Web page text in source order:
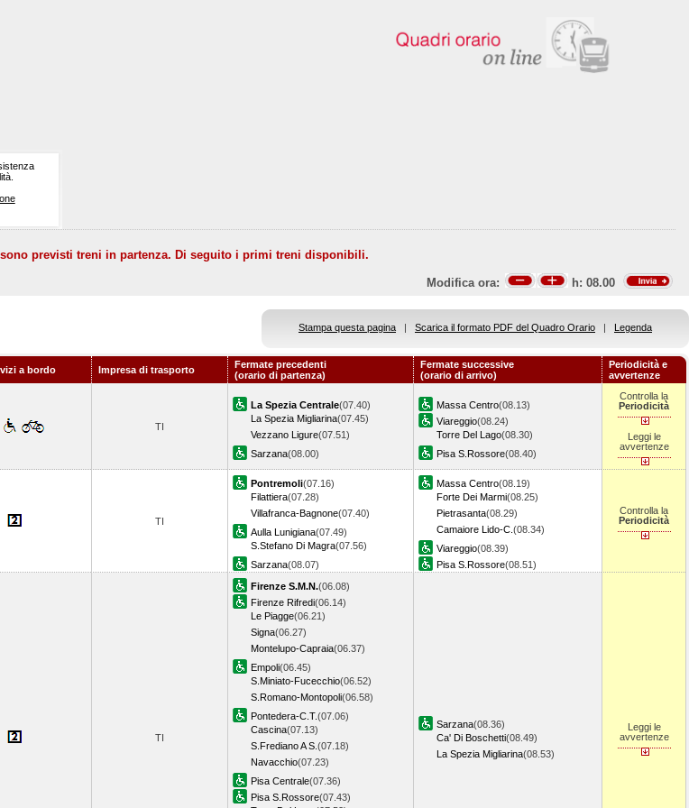
previsti treni in partenza. Di seguito i primi treni disponibili.
Modifica ora: h: 08.00
Stampa questa pagina | Scarica il formato PDF del Quadro Orario | Legenda
a bordo Impresa di trasporto
Fermate precedenti
(orario di partenza)
Fermate successive
(orario di arrivo)
Periodicità e
avvertenze
TI
La Spezia Centrale(07.40)
La Spezia Migliarina(07.45)
Vezzano Ligure(07.51)
Sarzana(08.00)
Massa Centro(08.13)
Viareggio(08.24)
Torre Del Lago(08.30)
Pisa S.Rossore(08.40)
Controlla la
Periodicità
Leggi le
avvertenze
TI
Pontremoli(07.16)
Filattiera(07.28)
Villafranca-Bagnone(07.40)
Aulla Lunigiana(07.49)
S.Stefano Di Magra(07.56)
Sarzana(08.07)
Massa Centro(08.19)
Forte Dei Marmi(08.25)
Pietrasanta(08.29)
Camaiore Lido-C. (08.34)
Viareggio(08.39)
Pisa S.Rossore(08.51)
Controlla la
Periodicità
TI
Firenze S.M.N.(06.08)
Firenze Rifredi(06.14)
Le Piagge(06.21)
Signa(06.27)
Montelupo-Capraia(06.37)
Empoli(06.45)
S.Miniato-Fucecchio(06.52)
S.Romano-Montopoli(06.58)
Pontedera-C.T.(07.06)
Cascina(07.13)
S.Frediano A S. (07.18)
Navacchio(07.23)
Pisa Centrale(07.36)
Pisa S.Rossore(07.43)
Sarzana(08.36)
Ca' Di Boschetti(08.49)
La Spezia Migliarina(08.53)
Leggi le
avvertenze